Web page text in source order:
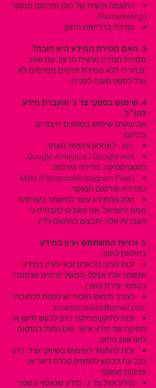
• התאמה אישית של תוכן ופרסום ממוקד
(Remarketing).
• עמידה בדרישות החוק.
3. האם מסירת המידע היא חובה?
מסירת המידע נעשית מרצון. עם זאת,
יובהר כי ללא מסירת פרטים מסוימים לא
נוכל לספק מענה לפנייה.
4. שימוש בספקי צד ג’ והעברת מידע
לחו״ל
אנו עושים שימוש בספקים חיצוניים,
ביניהם:
• Wix - לאחסון ותפעול האתר.
• Google Analytics / Google Ads -
לסטטיסטיקה, מדידה ופרסום.
• Meta (Facebook/Instagram Pixel) -
למדידה ופרסום ממוקד.
• חלק מהמידע עשוי להישמר בשרתים
מחוץ לישראל. אנו פועלים להבטיח כי
העברות אלה יתבצעו בהתאם לדין.
5. זכויות המשתמש ועיון במידע
בהתאם לחוק:
• זכות לעיון: כל אדם זכאי לעיין במידע
שנשמר עליו אצלנו (למשל פרטים שנמסרו
בטפסי יצירת קשר).
• לצורך מימוש הזכות יש לפנות לכתובת:
smartseosales@gmail.com.
• זכות לתיקון/מחיקה: ניתן לבקש תיקון או
מחיקה של מידע אישי, ואנו נפעל בהתאם
להוראות החוק.
• זכות להתנגד לשימוש בשיווק ישיר: ניתן
בכל עת לבקש להפסיק קבלת דיוור או
פרסום ממוקד.
• מידע אצל צד ג’: מידע שנאסף ונשמר